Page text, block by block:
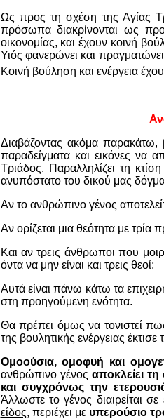
Ως προς τη σχέση της Αγίας
πρόσωπα διακρίνονται ως
οικονομίας, και έχουν κοινή
Υιός φανερώνει και
Κοινή βούληση και ενέργεια
Διαβάζοντας ακόμα παρακάτω,
παραδείγματα και εικόνες να
Τριάδος. Παραλληλίζει τη
ανυπόστατο του δικού μας
Αν το ανθρώπινο γένος
Αν ορίζεται μια θεότητα με
Και αν τρεις άνθρωποι που
όντα να μην είναι και τρεις θεοί;
Αυτά είναι πάνω κάτω τα
στη προηγούμενη ενότητα.
Θα πρέπει όμως να τονιστεί
της βουλητικής ενέργειας έκτισε
Ομοούσια, ομοφυή και
ανθρώπινο γένος αποκλείει
και συγχρόνως την
Άλλωστε το γένος διαιρείται
είδος, περιέχει με υπερούσιο